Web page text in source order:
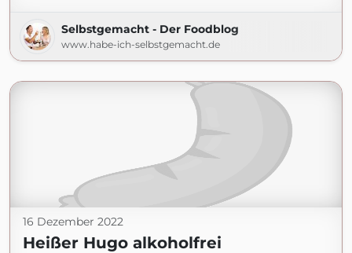
Selbstgemacht - Der Foodblog
www.habe-ich-selbstgemacht.de
16 Dezember 2022
Heißer Hugo alkoholfrei